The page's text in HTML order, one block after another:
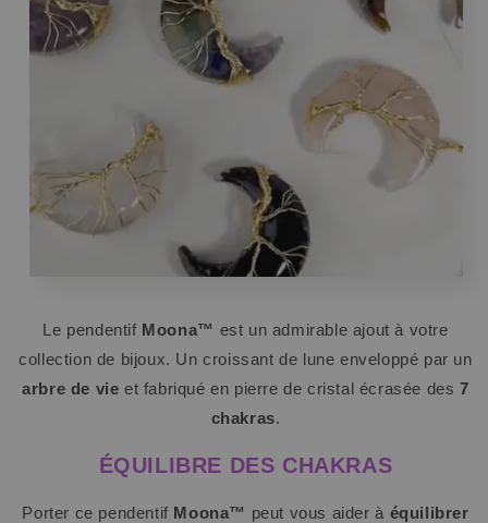
Le pendentif Moona™ est un admirable ajout à votre
collection de bijoux. Un croissant de lune enveloppé par un
arbre de vie et fabriqué en pierre de cristal écrasée des7
chakras.
ÉQUILIBRE DES CHAKRAS
Porter ce pendentif Moona™ peut vous aider à équilibrer